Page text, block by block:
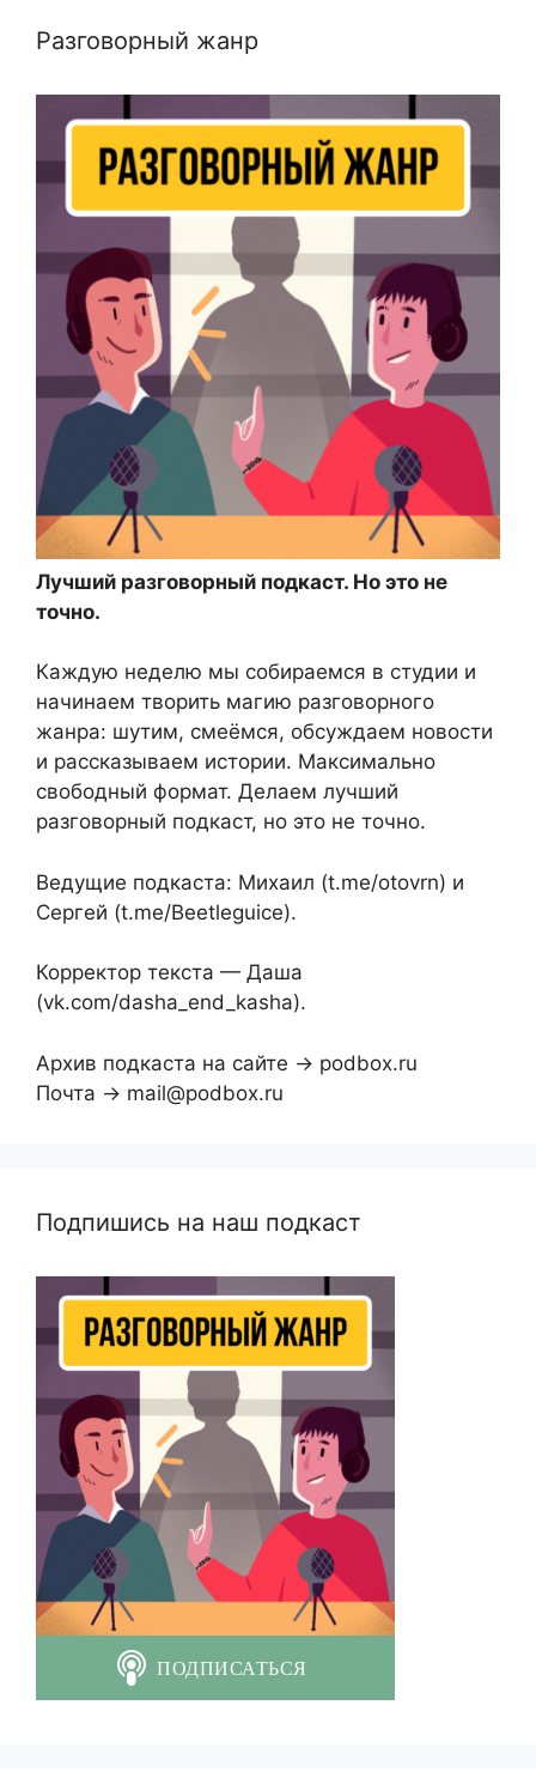
Разговорный жанр
Лучший разговорный подкаст. Но это не
точно.
Каждую неделю мы собираемся в студии и
начинаем творить магию разговорного
жанра: шутим, смеёмся, обсуждаем новости
и рассказываем истории. Максимально
свободный формат. Делаем лучший
разговорный подкаст, но это не точно.
Ведущие подкаста: Михаил (t.me/otovrn) и
Сергей (t.me/Beetleguice).
Корректор текста — Даша
(vk.com/dasha_end_kasha).
Архив подкаста на сайте → podbox.ru
Почта → mail@podbox.ru
Подпишись на наш подкаст